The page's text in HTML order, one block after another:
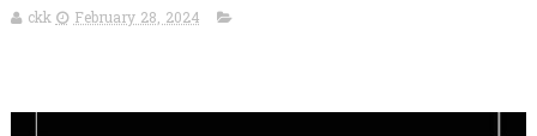
ckk February 28, 2024